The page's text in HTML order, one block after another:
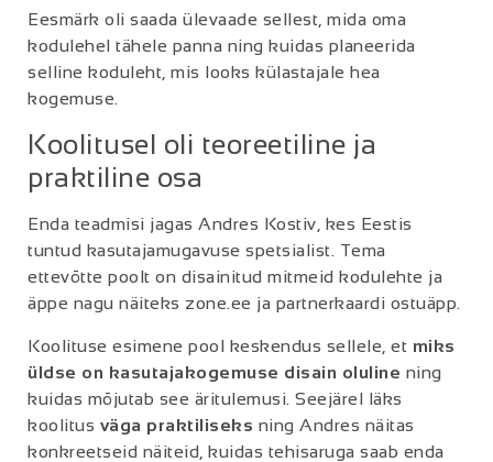
Eesmärk oli saada ülevaade sellest, mida oma
kodulehel tähele panna ning kuidas planeerida
selline koduleht, mis looks külastajale hea
kogemuse.
Koolitusel oli teoreetiline ja
praktiline osa
Enda teadmisi jagas Andres Kostiv, kes Eestis
tuntud kasutajamugavuse spetsialist. Tema
ettevõtte poolt on disainitud mitmeid kodulehte ja
äppe nagu näiteks zone.ee ja partnerkaardi ostuäpp.
Koolituse esimene pool keskendus sellele, et miks
üldse on kasutajakogemuse disain oluline ning
kuidas mõjutab see äritulemusi. Seejärel läks
koolitus väga praktiliseks ning Andres näitas
konkreetseid näiteid, kuidas tehisaruga saab enda